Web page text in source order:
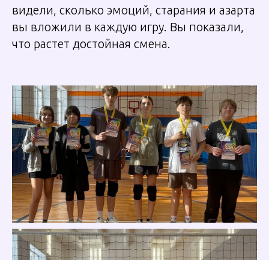
видели, сколько эмоций, старания и азарта
вы вложили в каждую игру. Вы показали,
что растет достойная смена.